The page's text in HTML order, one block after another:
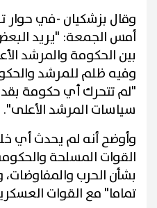
وقال بزشكيان -في حوار
أمس الجمعة: "يريد البعض
بين الحكومة والمرشد
وفيه ظلم للمرشد
"لم تتحرك أي حكومة
سياسات المرشد الأعلى".
وأوضح أنه لم يحدث أي
القوات المسلحة
بشأن الحرب
تماما" مع القوات